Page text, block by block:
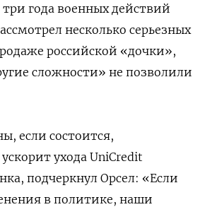
три года военных действий
несколько серьезных
российской «дочки»,
сложности» не позволили
если состоится,
ухода UniCredit
подчеркнул Орсел: «Если
в политике, наши